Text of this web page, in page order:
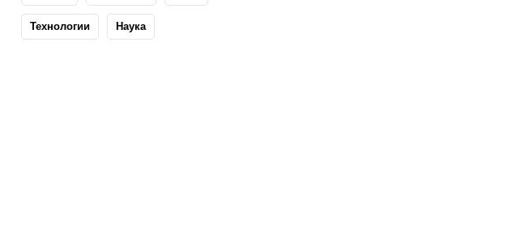
Технологии Наука